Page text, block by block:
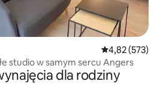
Średnia
4,82 (573)
studio w samym sercu Angers
dla rodziny